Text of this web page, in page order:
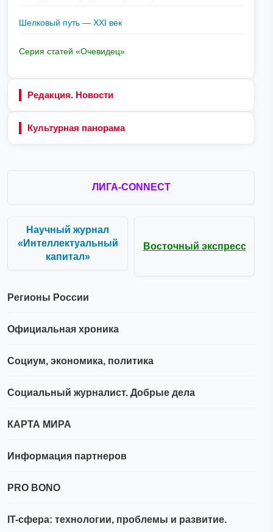
Шелковый путь — XXI век
Серия статей «Очевидец»
Редакция. Новости
Культурная панорама
ЛИГА-CONNECT
Научный журнал
«Интеллектуальный
капитал»
Восточный экспресс
Регионы России
Официальная хроника
Социум, экономика, политика
Социальный журналист. Добрые дела
КАРТА МИРА
Информация партнеров
PRO BONO
IT-сфера: технологии, проблемы и развитие.